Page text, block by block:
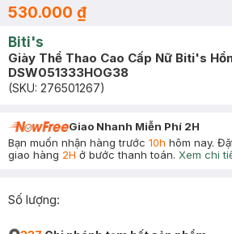
530.000 ₫
Biti's
Giày Thể Thao Cao Cấp Nữ Biti's
DSW051333HOG38
(SKU: 276501267)
Giao Nhanh Miễn Phí 2H
Bạn muốn nhận hàng trước 10h hôm nay.
giao hàng 2H ở bước thanh toán. Xem chi
Số lượng: